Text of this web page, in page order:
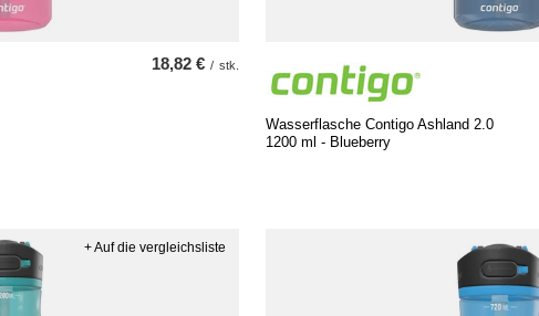
18,82 € / stk.
Wasserflasche Contigo Ashland 2.0
1200 ml - Blueberry
+ Auf die vergleichsliste